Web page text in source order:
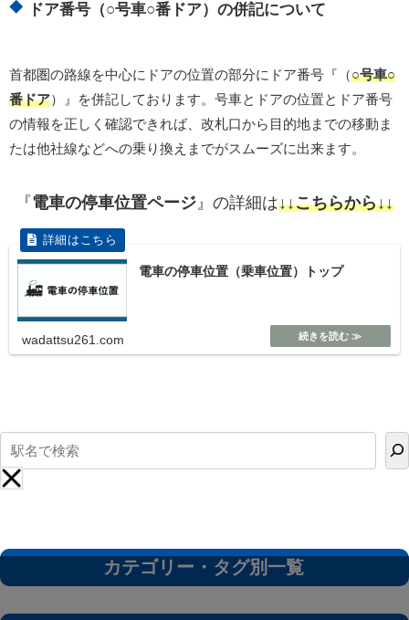
ドア番号（○号車○番ドア）の併記について
首都圏の路線を中心にドアの位置の部分にドア番号『（○号車○
番ドア）』を併記しております。号車とドアの位置とドア番号
の情報を正しく確認できれば、改札口から目的地までの移動ま
たは他社線などへの乗り換えまでがスムーズに出来ます。
『電車の停車位置ページ』の詳細は↓↓こちらから↓↓
電車の停車位置（乗車位置）トップ
wadattsu261.com
カテゴリー・タグ別一覧